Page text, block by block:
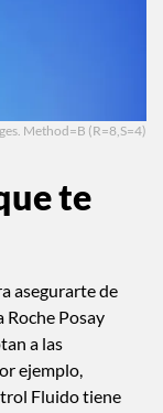
Method=B (R=8,S=4)
te
asegurarte de
Roche Posay
a las
ejemplo,
Fluido tiene